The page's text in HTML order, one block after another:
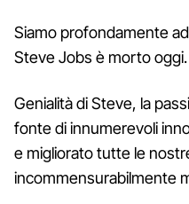
Siamo profondamente
Steve Jobs è morto oggi.
Genialità di Steve, la
fonte di innumerevoli
e migliorato tutte le
incommensurabilmente